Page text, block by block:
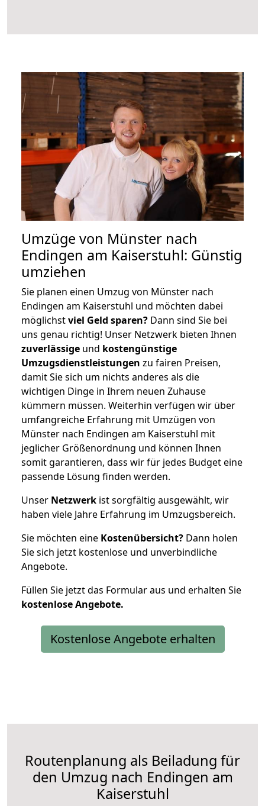
Umzüge von Münster nach
Endingen am Kaiserstuhl: Günstig
umziehen
Sie planen einen Umzug von Münster nach
Endingen am Kaiserstuhl und möchten dabei
möglichstviel Geld sparen? Dann sind Sie bei
uns genau richtig! Unser Netzwerk bieten Ihnen
zuverlässige und kostengünstige
Umzugsdienstleistungen zu fairen Preisen,
damit Sie sich um nichts anderes als die
wichtigen Dinge in Ihrem neuen Zuhause
kümmern müssen. Weiterhin verfügen wir über
umfangreiche Erfahrung mit Umzügen von
Münster nach Endingen am Kaiserstuhl mit
jeglicher Größenordnung und können Ihnen
somit garantieren, dass wir für jedes Budget eine
passende Lösung finden werden.
Unser Netzwerk ist sorgfältig ausgewählt, wir
haben viele Jahre Erfahrung im Umzugsbereich.
Sie möchten eine Kostenübersicht? Dann holen
Sie sich jetzt kostenlose und unverbindliche
Angebote.
Füllen Sie jetzt das Formular aus und erhalten Sie
kostenloseAngebote.
Kostenlose Angebote erhalten
Routenplanung als Beiladung für
den Umzug nach Endingen am
Kaiserstuhl